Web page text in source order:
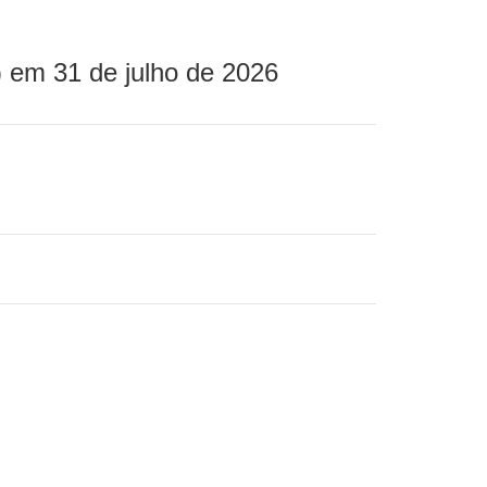
31 de julho de 2026